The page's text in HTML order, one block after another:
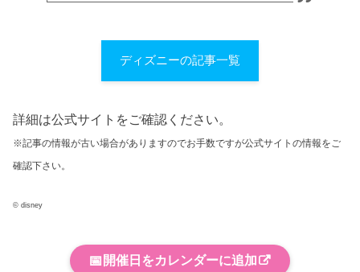
ディズニーの記事一覧
詳細は公式サイトをご確認ください。
※記事の情報が古い場合がありますのでお手数ですが公式サイトの情報をご
確認下さい。
© disney
📅 開催日をカレンダーに追加